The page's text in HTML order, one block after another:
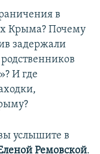
в
Крыма? Почему
задержали
И где
услышите в
Ремовской.